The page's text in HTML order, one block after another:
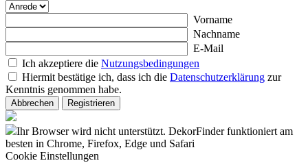
Vorname
Nachname
E-Mail
Ich akzeptiere die Nutzungsbedingungen
Hiermit bestätige ich, dass ich die Datenschutzerklärung zur
Kenntnis genommen habe.
Abbrechen Registrieren
Ihr Browser wird nicht unterstützt. DekorFinder funktioniert am
besten in Chrome, Firefox, Edge und Safari
Cookie Einstellungen